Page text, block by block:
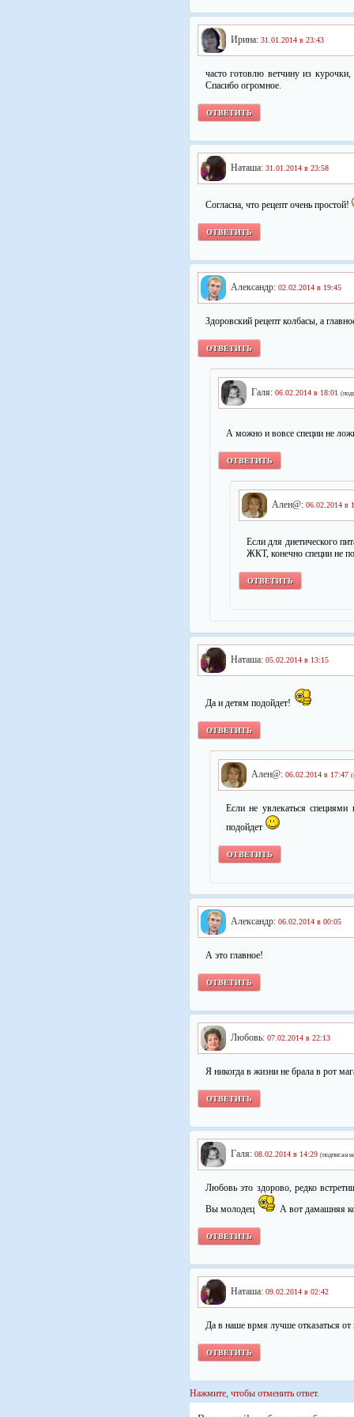
Ирина: 31.01.2014 в 23:43
часто готовлю ветчину из
Спасибо огромное.
ОТВЕТИТЬ
Наташа: 31.01.2014 в 23:58
Согласна, что рецепт очень простой!
ОТВЕТИТЬ
Александр: 02.02.2014 в 19:45
Здоровский рецепт колбасы, а
ОТВЕТИТЬ
Галя: 06.02.2014 в 18:01
А можно и вовсе специи не
ОТВЕТИТЬ
Ален@: 06.02.2014 в
Если для диетического
ЖКТ, конечно специи не
ОТВЕТИТЬ
Наташа: 05.02.2014 в 13:15
Да и детям подойдет!
ОТВЕТИТЬ
Ален@: 06.02.2014 в 17:47
Если не увлекаться специями
подойдет
ОТВЕТИТЬ
Александр: 06.02.2014 в 00:05
А это главное!
ОТВЕТИТЬ
Любовь: 07.02.2014 в 22:13
Я никогда в жизни не брала в рот
ОТВЕТИТЬ
Галя: 08.02.2014 в 14:29 (подписан
Любовь это здорово, редко
Вы молодец
А вот дамашняя
ОТВЕТИТЬ
Наташа: 09.02.2014 в 02:42
Да в наше врмя лучше отказаться
ОТВЕТИТЬ
Нажмите, чтобы отменить ответ.